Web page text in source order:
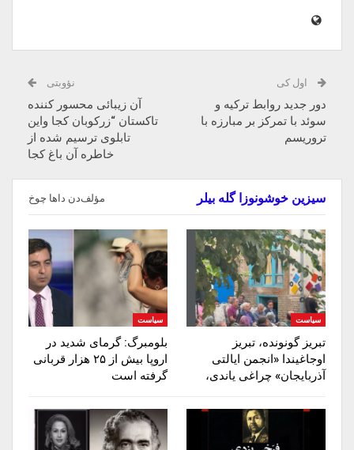
اول کی
دور جدید روابط ترکیه و
سوئد با تمرکز بر مبارزه با
تروریسم
نؤوبتی
آن زیبائی محسور کننده
تاکستان “زرکوبان کجا واین
تابلوی ترسیم شده از
خاطره آن باغ کجا
سیزین خوشونوزا گله بیلر مؤلف‌دن داها چوخ
سیاست
تبریز گونونده، تبریز
اوجاغیندا «انجمن ایالتی
آذربایجان» چراغی یاندی،
سیاست
بلومبرگ: گرمای شدید در
اروپا بیش از ۲۵ هزار قربانی
گرفته است